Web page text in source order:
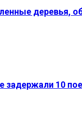
задержали 10